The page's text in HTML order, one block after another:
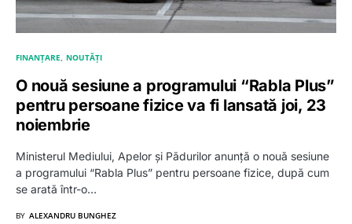
FINANȚARE NOUTĂȚI
O nouă sesiune a programului “Rabla Plus”
pentru persoane fizice va fi lansată joi, 23
noiembrie
Ministerul Mediului, Apelor și Pădurilor anunță o nouă sesiune
a programului “Rabla Plus” pentru persoane fizice, după cum
se arată într-o…
BY ALEXANDRU BUNGHEZ